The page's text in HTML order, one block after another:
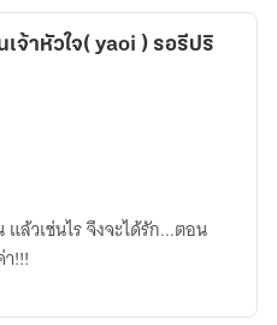
จ้าหัวใจ( yaoi ) รอรีปริ
ล้วเช่นไร จึงจะได้รัก...ตอน
!!!